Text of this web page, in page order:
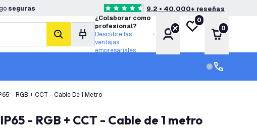
seguras 4.6 estrellas de puntuación
9.2 • 40.000+ reseñas
buscar
¿Colaborar como
profesional?
Descubre las
ventajas
empresariales
Cuenta
Mi lista de deseos
0
Carrito
0
Servicio al
Servicio al
- RGB + CCT - Cable De 1 Metro
- RGB + CCT - Cable de 1 metro